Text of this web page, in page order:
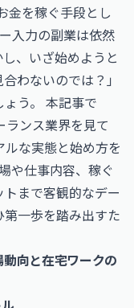
金を稼ぐ手段とし
入力の副業は依然
、いざ始めようと
わないのでは？」
う。 本記事で
ンス業界を見て
な実態と始め方を
や仕事内容、稼ぐ
まで客観的なデー
一歩を踏み出すた
向と在宅ワークの